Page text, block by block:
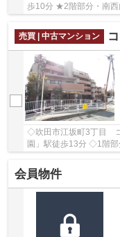
歩10分 ★2階部分・南西
の2LDK ★2026年8月室
売買 | 中古マンション
◇吹田市江坂町3丁目
園」駅徒歩13分 ◇1階
63.02㎡の3LDK ◇2026
会員物件